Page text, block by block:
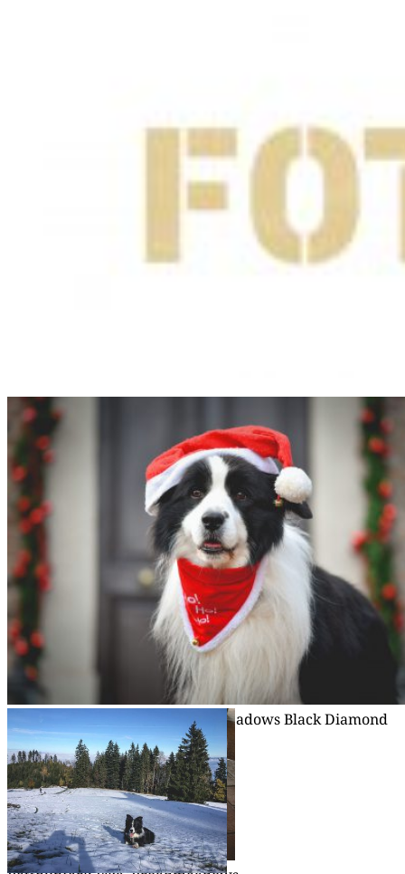
Weih­nachts­mann: Joey, Broad­me­a­dows Black Diamond